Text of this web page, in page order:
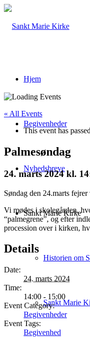
Hjem
Begivenheder
Nyhedsbreve
Sankt Marie Kirke
Historien om
Sankt Marie
« All Events
This event has
Palmesøndag
24. marts 2024 kl.
Søndag den 24.marts fejrer
Vi mødes i skolegården,
“palmegrene”, og efter
procession over i kirken,
Details
Date:
24. marts 2024
Time:
14:00 - 15:00
Event Category:
Begivenheder
Event Tags:
Begivenhed